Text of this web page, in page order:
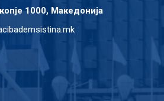
1000, Македонија